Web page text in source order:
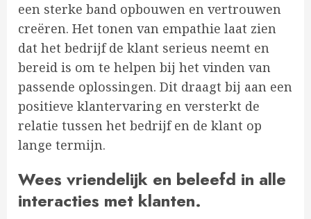
een sterke band opbouwen en vertrouwen
creëren. Het tonen van empathie laat zien
dat het bedrijf de klant serieus neemt en
bereid is om te helpen bij het vinden van
passende oplossingen. Dit draagt bij aan een
positieve klantervaring en versterkt de
relatie tussen het bedrijf en de klant op
lange termijn.
Wees vriendelijk en beleefd in alle
interacties met klanten.